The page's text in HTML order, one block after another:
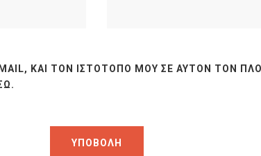
ΚΑΙ ΤΟΝ ΙΣΤΌΤΟΠΟ ΜΟΥ ΣΕ ΑΥΤΌΝ ΤΟΝ